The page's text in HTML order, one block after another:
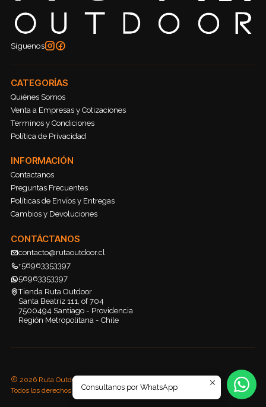
Síguenos
CATEGORÍAS
Quiénes Somos
Venta a Empresas y Cotizaciones
Terminos y Condiciones
Política de Privacidad
INFORMACIÓN
Contactanos
Preguntas Frecuentes
Políticas de Envíos y Entregas
Cambios y Devoluciones
CONTÁCTANOS
contacto@rutaoutdoor.cl
+56963353397
56963353397
Tienda Ruta Outdoor
Santa Beatriz 111, of 704
7500494 Santiago - Providencia
Región Metropolitana - Chile
2026 Ruta Outdoor.
Todos los derechos reservados.Desarrollado por Jumpseller
Consultanos por WhatsApp